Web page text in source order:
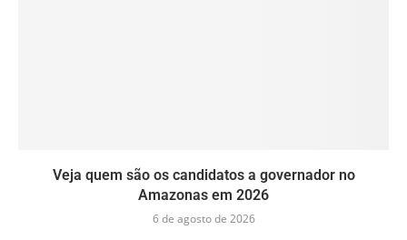
Veja quem são os candidatos a governador no
Amazonas em 2026
6 de agosto de 2026